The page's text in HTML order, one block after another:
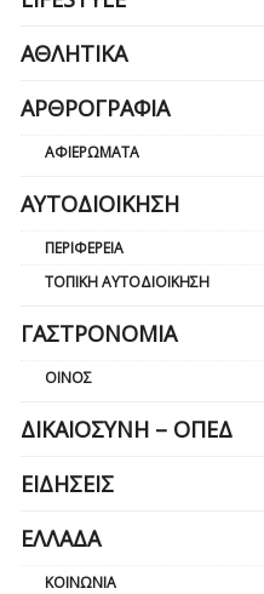
ΑΘΛΗΤΙΚΆ
ΑΡΘΡΟΓΡΑΦΊΑ
ΑΦΙΕΡΏΜΑΤΑ
ΑΥΤΟΔΙΟΊΚΗΣΗ
ΠΕΡΙΦΈΡΕΙΑ
ΤΟΠΙΚΉ ΑΥΤΟΔΙΟΊΚΗΣΗ
ΓΑΣΤΡΟΝΟΜΊΑ
ΟΊΝΟΣ
ΔΙΚΑΙΟΣΎΝΗ – ΟΠΕΔ
ΕΙΔΉΣΕΙΣ
ΕΛΛΆΔΑ
ΚΟΙΝΩΝΊΑ